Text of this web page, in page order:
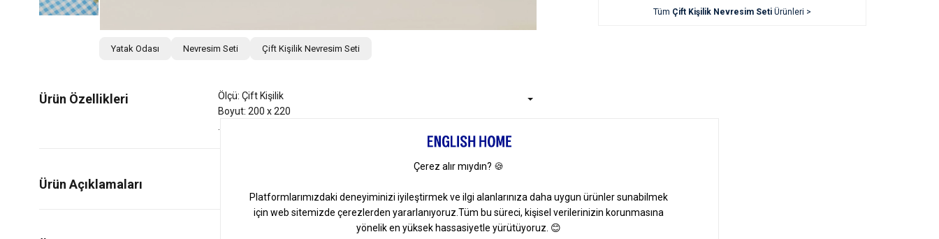
Yatak Odası Nevresim Seti Çift Kişilik Nevresim Seti
Ürün Özellikleri
Ölçü: Çift Kişilik
Boyut: 200 x 220
Ürün Açıklamaları
Tüm Çift Kişilik Nevresim Seti Ürünleri >